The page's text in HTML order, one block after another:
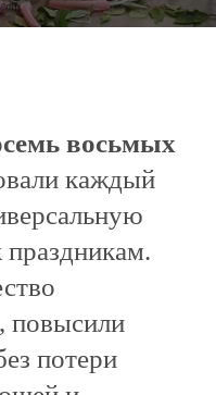
восьмых
каждый
праздникам.
повысили
потери